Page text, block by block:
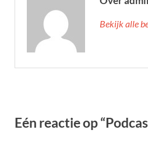
Bekijk alle
Eén reactie op